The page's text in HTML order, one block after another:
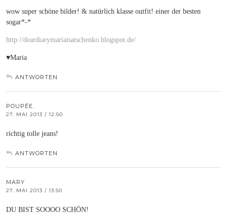
wow super schöne bilder! & natürlich klasse outfit! einer der besten
sogar*-*
http://deardiarymariaisatschenko.blogspot.de/
♥Maria
ANTWORTEN
POUPÉE.
27. MAI 2013 / 12:50
richtig tolle jeans!
ANTWORTEN
MARY
27. MAI 2013 / 13:50
DU BIST SOOOO SCHÖN!